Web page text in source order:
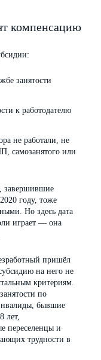
компенсацию
занятости
к работодателю
не работали, не
самозанятого или
завершившие
году, тоже
Но здесь дата
играет — она
пришёл
на него не
критериям.
по
бывшие
лет,
переселенцы и
трудности в